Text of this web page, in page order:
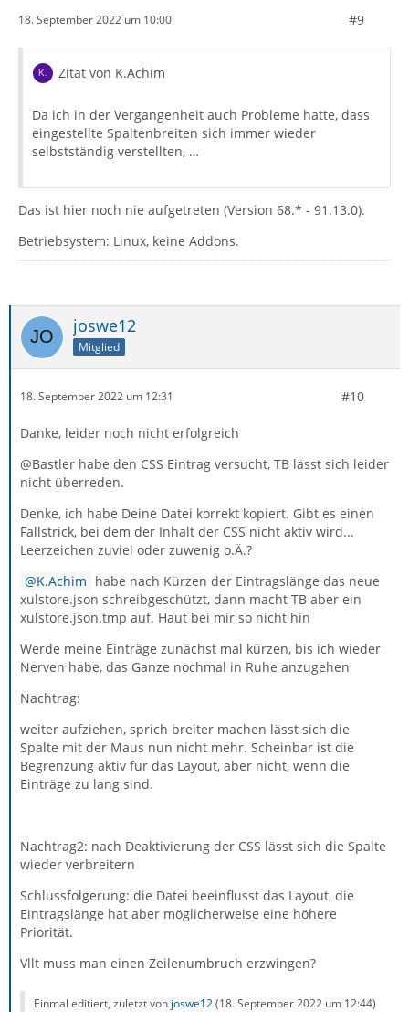
18. September 2022 um 10:00 #9
Zitat von K.Achim
Da ich in der Vergangenheit auch Probleme hatte, dass
eingestellte Spaltenbreiten sich immer wieder
selbstständig verstellten, …
Das ist hier noch nie aufgetreten (Version 68.* - 91.13.0).
Betriebsystem: Linux, keine Addons.
joswe12
Mitglied
18. September 2022 um 12:31 #10
Danke, leider noch nicht erfolgreich
@Bastler habe den CSS Eintrag versucht, TB lässt sich leider
nicht überreden.
Denke, ich habe Deine Datei korrekt kopiert. Gibt es einen
Fallstrick, bei dem der Inhalt der CSS nicht aktiv wird...
Leerzeichen zuviel oder zuwenig o.Ä.?
K.Achim habe nach Kürzen der Eintragslänge das neue
xulstore.json schreibgeschützt, dann macht TB aber ein
xulstore.json.tmp auf. Haut bei mir so nicht hin
Werde meine Einträge zunächst mal kürzen, bis ich wieder
Nerven habe, das Ganze nochmal in Ruhe anzugehen
Nachtrag:
weiter aufziehen, sprich breiter machen lässt sich die
Spalte mit der Maus nun nicht mehr. Scheinbar ist die
Begrenzung aktiv für das Layout, aber nicht, wenn die
Einträge zu lang sind.
Nachtrag2: nach Deaktivierung der CSS lässt sich die Spalte
wieder verbreitern
Schlussfolgerung: die Datei beeinflusst das Layout, die
Eintragslänge hat aber möglicherweise eine höhere
Priorität.
Vllt muss man einen Zeilenumbruch erzwingen?
Einmal editiert, zuletzt von joswe12(18. September 2022 um 12:44)